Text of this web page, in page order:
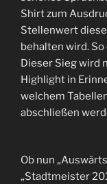
Shirt zum
Stellenwert
behalten wird.
Dieser Sieg wird
Highlight in
welchem
abschließen
Ob nun
„Stadtmeister